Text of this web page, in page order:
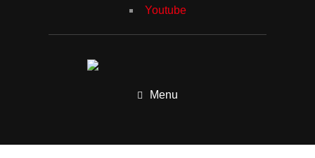
Youtube
Menu